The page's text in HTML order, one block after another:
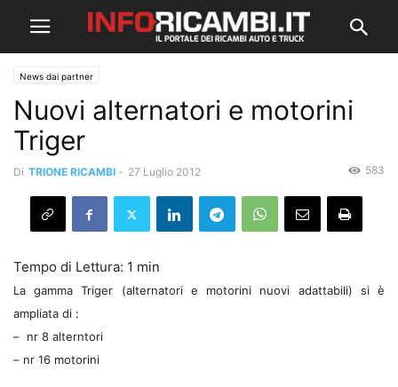
News dai partner
Nuovi alternatori e motorini
Triger
Di TRIONE RICAMBI - 27 Luglio 2012 583
La gamma Triger (alternatori e motorini nuovi adattabili) si è
ampliata di :
– nr 8 alterntori
– nr 16 motorini